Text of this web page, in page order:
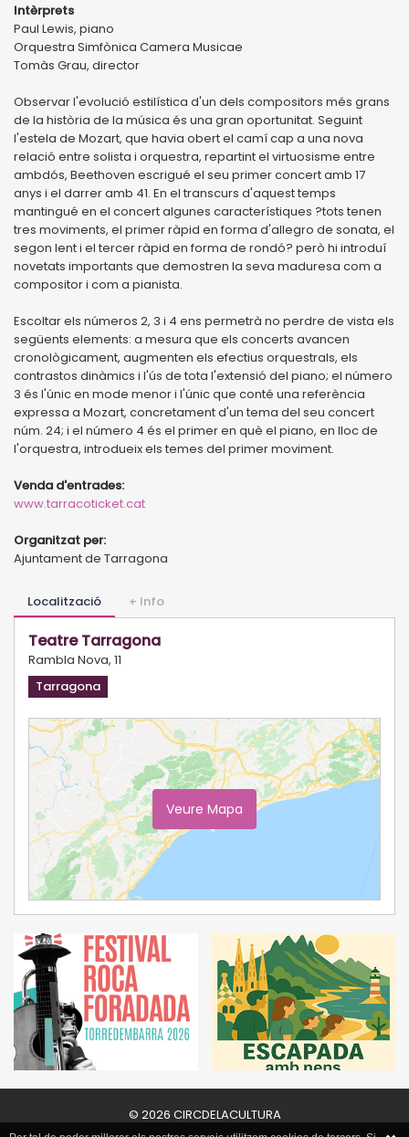
Intèrprets
Paul Lewis, piano
Orquestra Simfònica Camera Musicae
Tomàs Grau, director
Observar l'evolució estilística d'un dels compositors més grans
de la història de la música és una gran oportunitat. Seguint
l'estela de Mozart, que havia obert el camí cap a una nova
relació entre solista i orquestra, repartint el virtuosisme entre
ambdós, Beethoven escrigué el seu primer concert amb 17
anys i el darrer amb 41. En el transcurs d'aquest temps
mantingué en el concert algunes característiques ?tots tenen
tres moviments, el primer ràpid en forma d'allegro de sonata, el
segon lent i el tercer ràpid en forma de rondó? però hi introduí
novetats importants que demostren la seva maduresa com a
compositor i com a pianista.
Escoltar els números 2, 3 i 4 ens permetrà no perdre de vista els
següents elements: a mesura que els concerts avancen
cronològicament, augmenten els efectius orquestrals, els
contrastos dinàmics i l'ús de tota l'extensió del piano; el número
3 és l'únic en mode menor i l'únic que conté una referència
expressa a Mozart, concretament d'un tema del seu concert
núm. 24; i el número 4 és el primer en què el piano, en lloc de
l'orquestra, introdueix els temes del primer moviment.
Venda d'entrades:
www.tarracoticket.cat
Organitzat per:
Ajuntament de Tarragona
Localització + Info
Teatre Tarragona
Rambla Nova, 11
Tarragona
Veure Mapa
© 2026 CIRCDELACULTURA